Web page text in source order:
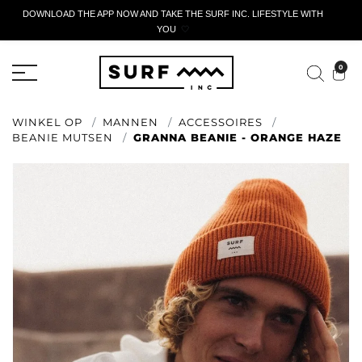
DOWNLOAD THE APP NOW AND TAKE THE SURF INC. LIFESTYLE WITH
YOU🤍
0
WINKEL OP MANNEN
ACCESSOIRES
BEANIE MUTSEN
GRANNA BEANIE - ORANGE HAZE
ACTIEF AANGIFTEFORMULIER